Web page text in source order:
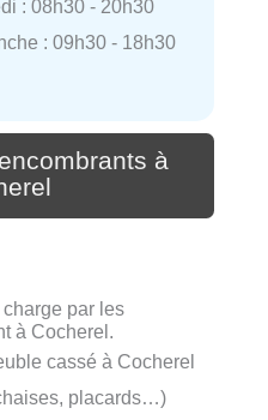
: 08h30 - 20h30
: 09h30 - 18h30
à
par les
à Cocherel.
cassé à Cocherel
placards…)